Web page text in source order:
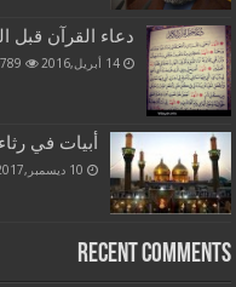
دعاء القرآن قبل
14 أبريل,2016
أبيات في
10 ديسمبر,2017
Recent Comments